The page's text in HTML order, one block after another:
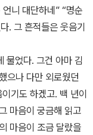
니 대단하네” “명순
. 그 흔적들은 웃음기
물었다. 그건 아마 김
으나 다만 외로웠던
기도 하겠고. 백 년이
마음이 궁금해 읽고
마음이 조금 달랐을